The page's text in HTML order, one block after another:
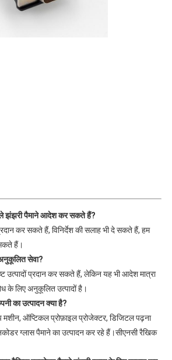
झंझरी पैमाने आदेश कर सकते हैं?
कर सकते हैं, विनिर्देश की सलाह भी दे सकते हैं, हम
हैं।
सेवा?
उत्पादों प्रदान कर सकते हैं, लेकिन यह भी आदेश मात्रा
के लिए अनुकूलित उत्पादों है।
का उत्पादन क्या है?
मशीन, ऑप्टिकल प्रोफ़ाइल प्रोजेक्टर, डिजिटल पढ़ना
ग्लास पैमाने का उत्पादन कर रहे हैं।सीएनसी रैखिक